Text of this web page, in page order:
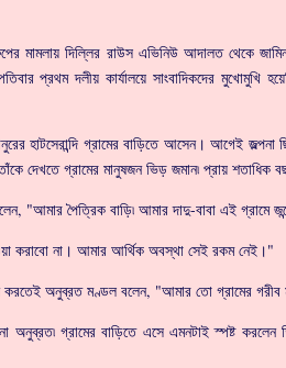
মামলায় দিল্লির রাউস এভিনিউ আদালত থেকে
প্রথম দলীয় কার্যালয়ে সাংবাদিকদের
হাটসেরান্দি গ্রামের বাড়িতে আসেন। আগেই
দেখতে গ্রামের মানুষজন ভিড় জমান৷ প্রায় শতাধিক
"আমার পৈত্রিক বাড়ি৷ আমার দাদু-বাবা এই গ্রামে
করাবো না। আমার আর্থিক অবস্থা সেই রকম নেই।"
অনুব্রত মণ্ডল বলেন, "আমার তো গ্রামের গরীব
না অনুব্রত৷ গ্রামের বাড়িতে এসে এমনটাই স্পষ্ট